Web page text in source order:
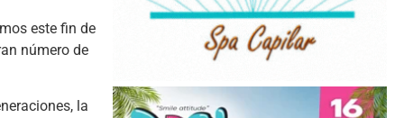
este fin de
número de
la